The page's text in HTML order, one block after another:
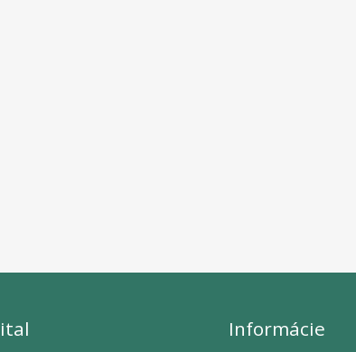
Informácie